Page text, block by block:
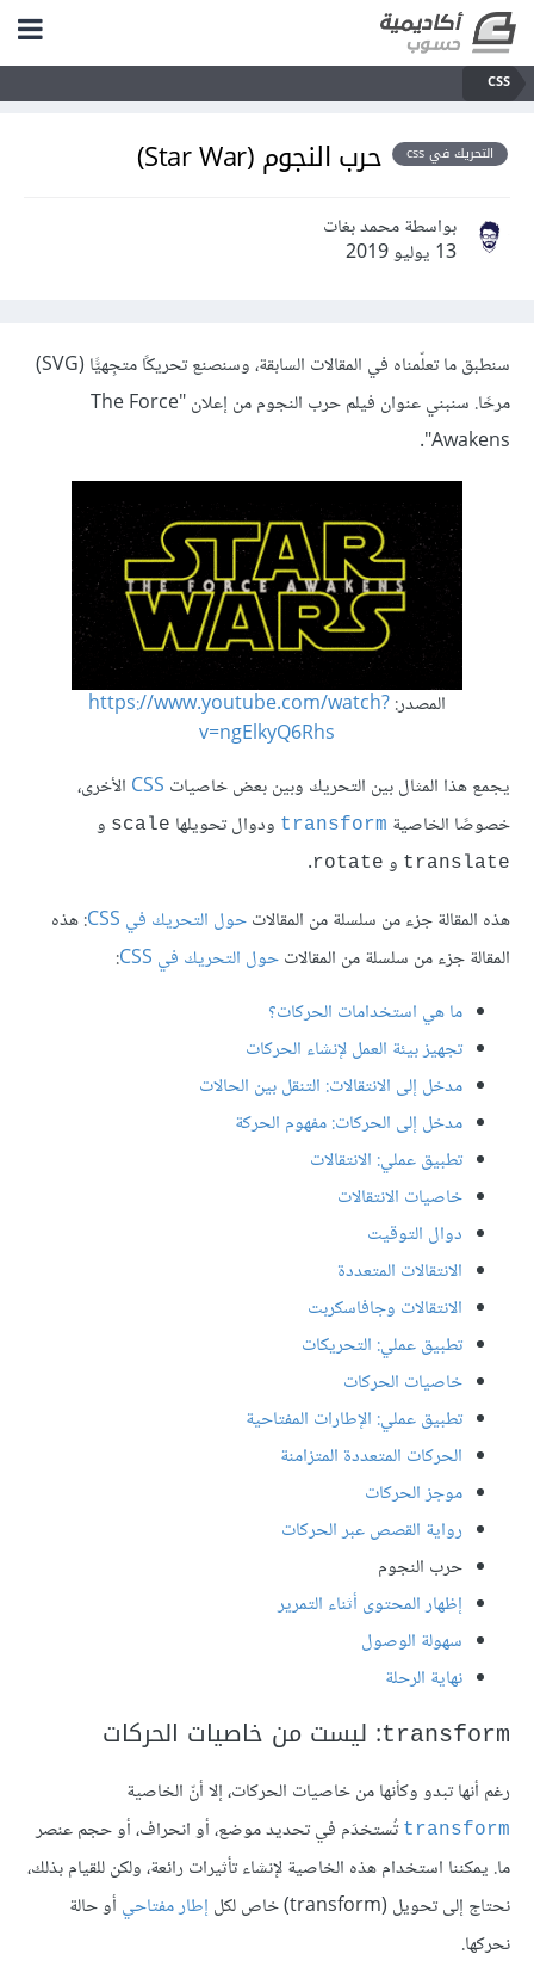
CSS
التحريك في css حرب النجوم (Star War)
بواسطة محمد بغات
13 يوليو 2019
سنطبق ما تعلّمناه في المقالات السابقة، وسنصنع تحريكًا متجِهيًّا (SVG)
مرحًا. سنبني عنوان فيلم حرب النجوم من إعلان "The Force
Awakens".
المصدر:https://www.youtube.com/watch?
v=ngElkyQ6Rhs
يجمع هذا المثال بين التحريك وبين بعض خاصيات CSS الأخرى،
خصوصًا الخاصية transform ودوال تحويلها scale و
translate و rotate
.
هذه المقالة جزء من سلسلة من المقالاتحول التحريك في CSS
: هذه
المقالة جزء من سلسلة من المقالاتحول التحريك في CSS
:
ما هي استخدامات الحركات؟
تجهيز بيئة العمل لإنشاء الحركات
مدخل إلى الانتقالات: التنقل بين الحالات
مدخل إلى الحركات: مفهوم الحركة
تطبيق عملي: الانتقالات
خاصيات الانتقالات
دوال التوقيت
الانتقالات المتعددة
الانتقالات وجافاسكربت
تطبيق عملي: التحريكات
خاصيات الحركات
تطبيق عملي: الإطارات المفتاحية
الحركات المتعددة المتزامنة
موجز الحركات
رواية القصص عبر الحركات
حرب النجوم
إظهار المحتوى أثناء التمرير
سهولة الوصول
نهاية الرحلة
transform: ليست من خاصيات الحركات
رغم أنها تبدو وكأنها من خاصيات الحركات، إلا أنّ الخاصية
transform تُستخدَم في تحديد موضع، أو انحراف، أو حجم عنصر
ما. يمكننا استخدام هذه الخاصية لإنشاء تأثيرات رائعة، ولكن للقيام بذلك،
نحتاج إلى تحويل (transform) خاص لكل
إطار مفتاحي أو حالة
نحركها.